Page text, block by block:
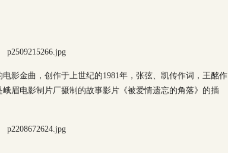
影金曲，创作于上世纪的1981年，张弦、凯传作词，王酩作
眉电影制片厂摄制的故事影片《被爱情遗忘的角落》的插